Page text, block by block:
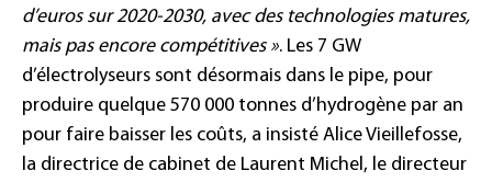
d’euros sur 2020-2030, avec des technologies matures,
mais pas encore compétitives ». Les 7 GW
d’électrolyseurs sont désormais dans le pipe, pour
produire quelque 570 000 tonnes d’hydrogène par an
pour faire baisser les coûts, a insisté Alice Vieillefosse,
la directrice de cabinet de Laurent Michel, le directeur